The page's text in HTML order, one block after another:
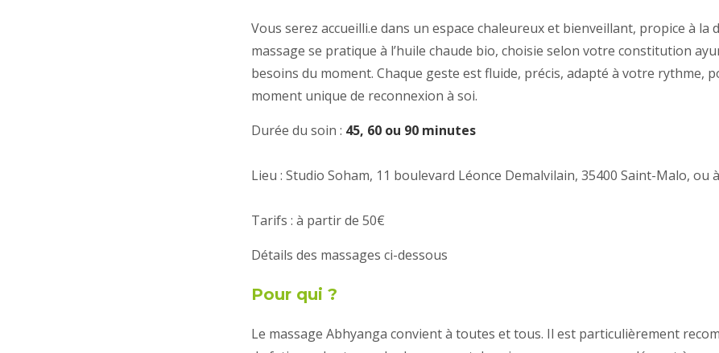
Vous serez accueilli.e dans un espace chaleureux et bienveillant, propice à la
massage se pratique à l’huile chaude bio, choisie selon votre constitution
besoins du moment. Chaque geste est fluide, précis, adapté à votre rythme,
moment unique de reconnexion à soi.
Durée du soin : 45, 60 ou 90 minutes
Lieu : Studio Soham, 11 boulevard Léonce Demalvilain, 35400 Saint-Malo, ou
Tarifs : à partir de 50€
Détails des massages ci-dessous
Pour qui ?
Le massage Abhyanga convient à toutes et tous. Il est particulièrement